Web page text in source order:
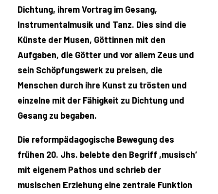
Dichtung, ihrem Vortrag im Gesang,
Instrumentalmusik und Tanz. Dies sind die
Künste der Musen, Göttinnen mit den
Aufgaben, die Götter und vor allem Zeus und
sein Schöpfungswerk zu preisen, die
Menschen durch ihre Kunst zu trösten und
einzelne mit der Fähigkeit zu Dichtung und
Gesang zu begaben.
Die reformpädagogische Bewegung des
frühen 20. Jhs. belebte den Begriff ,musisch‘
mit eigenem Pathos und schrieb der
musischen Erziehung eine zentrale Funktion